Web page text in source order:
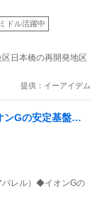
ミドル活躍中
日本橋の再開発地区
提供：イーアイデム
ンGの安定基盤／
パレル）◆イオンGの